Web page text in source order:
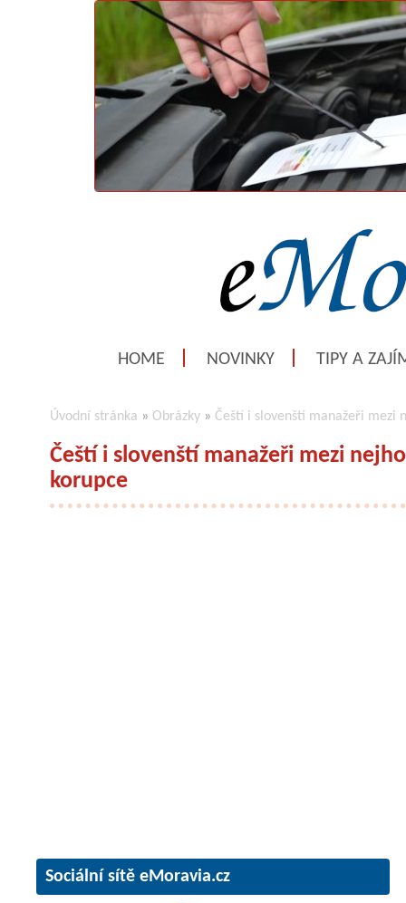
HOME NOVINKY TIPY A
Úvodní stránka » Obrázky » Čeští i slovenští manažeři mezi
Čeští i slovenští manažeři mezi
korupce
Sociální sítě eMoravia.cz